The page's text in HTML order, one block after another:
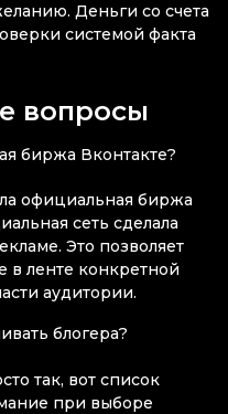
Деньги со счета
системой факта
вопросы
биржа Вконтакте?
официальная биржа
сеть сделала
Это позволяет
в ленте конкретной
аудитории.
блогера?
так, вот список
при выборе